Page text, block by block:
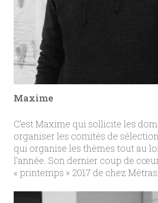
Maxime
C’est Maxime qui sollicite les
organiser les comités de
qui organise les thèmes tout au
l’année. Son dernier coup de
« printemps » 2017 de chez